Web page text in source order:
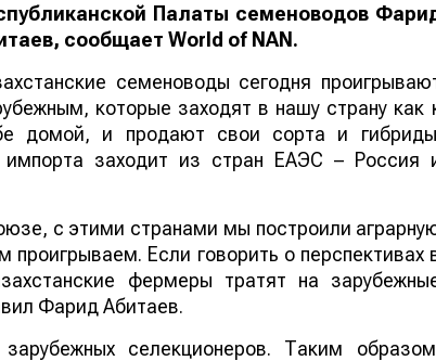
Палаты семеноводов
сообщает World of NAN.
семеноводы сегодня
которые заходят в нашу страну как
домой, и продают свои сорта и
заходит из стран ЕАЭС – Россия
с этими странами мы построили
Если говорить о перспективах
фермеры тратят на
Фарид Абитаев.
селекционеров. Таким